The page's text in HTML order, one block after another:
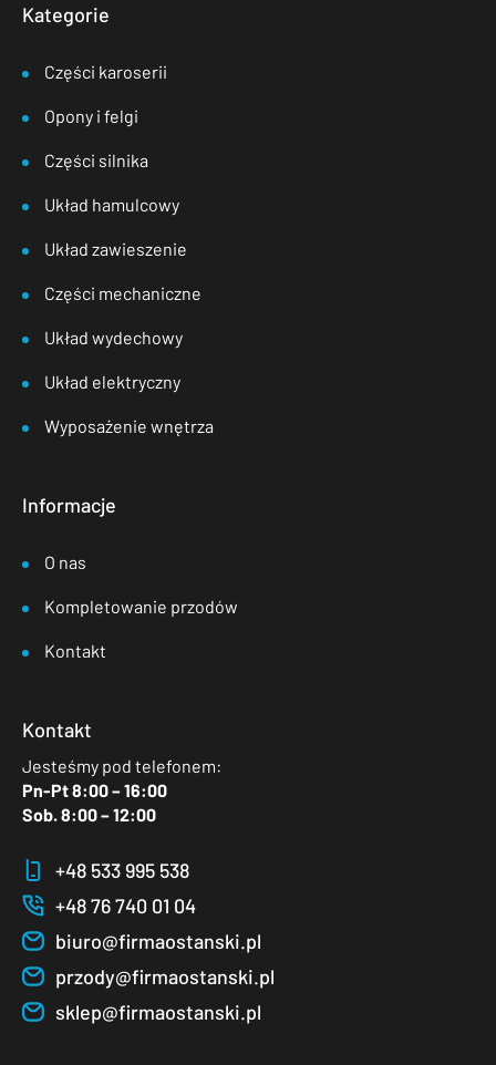
Kategorie
Części karoserii
Opony i felgi
Części silnika
Układ hamulcowy
Układ zawieszenie
Części mechaniczne
Układ wydechowy
Układ elektryczny
Wyposażenie wnętrza
Informacje
O nas
Kompletowanie przodów
Kontakt
Kontakt
Jesteśmy pod telefonem:
Pn-Pt 8:00 – 16:00
Sob. 8:00 – 12:00
+48 533 995 538
+48 76 740 01 04
biuro@firmaostanski.pl
przody@firmaostanski.pl
sklep@firmaostanski.pl